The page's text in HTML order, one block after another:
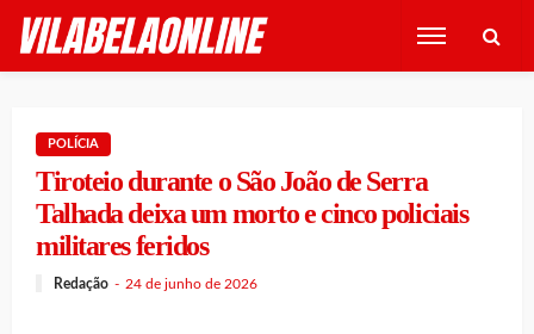
POLÍCIA
Tiroteio durante o São João de Serra
Talhada deixa um morto e cinco policiais
militares feridos
Redação 24 de junho de 2026